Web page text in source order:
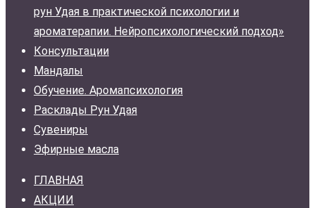
рун Удая в практической психологии и
ароматерапии. Нейропсихологический подход»
Консультации
Мандалы
Обучение. Аромапсихология
Расклады Рун Удая
Сувениры
Эфирные масла
ГЛАВНАЯ
АКЦИИ